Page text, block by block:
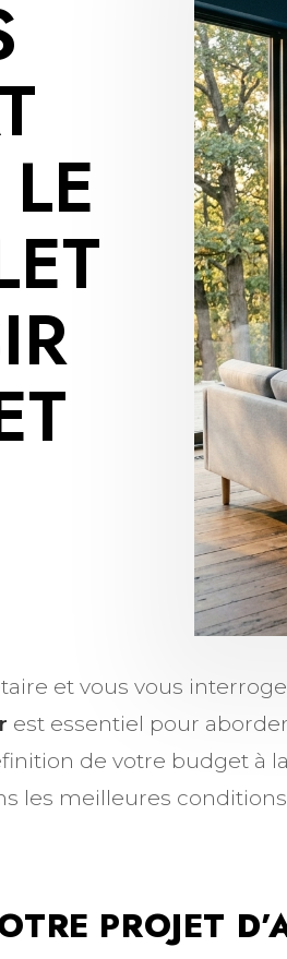
et vous vous
est essentiel pour
de votre budget à
les meilleures
PROJET